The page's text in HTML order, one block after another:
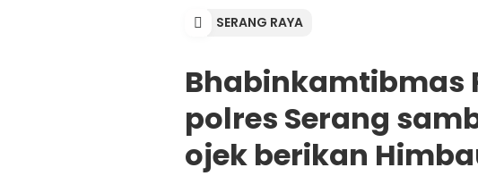
SERANG RAYA
Bhabinkamtibmas
polres Serang
ojek berikan